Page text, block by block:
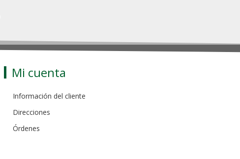
Mi cuenta
Información del cliente
Direcciones
Órdenes